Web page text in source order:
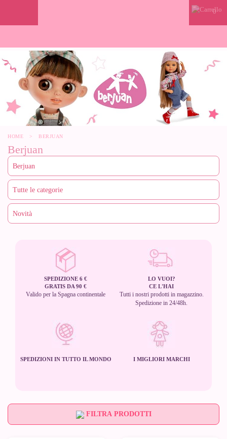
0
HOME > BERJUAN
Berjuan
SPEDIZIONE 6 €
GRATIS DA 90 €
Valido per la Spagna continentale
LO VUOI?
CE L'HAI
Tutti i nostri prodotti in magazzino.
Spedizione in 24/48h.
SPEDIZIONI IN TUTTO IL MONDO I MIGLIORI MARCHI
FILTRA PRODOTTI